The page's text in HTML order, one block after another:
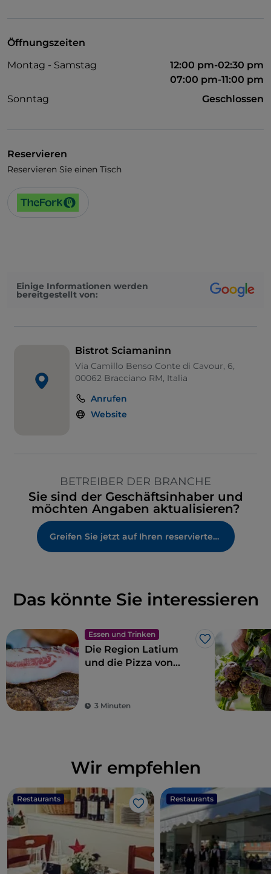
Öffnungszeiten
Montag - Samstag
12:00 pm-02:30 pm
07:00 pm-11:00 pm
Sonntag
Geschlossen
Reservieren
Reservieren Sie einen Tisch
Einige Informationen werden
bereitgestellt von:
Bistrot Sciamaninn
Via Camillo Benso Conte di Cavour, 6,
00062 Bracciano RM, Italia
Anrufen
Website
BETREIBER DER BRANCHE
Sie sind der Geschäftsinhaber und
möchten Angaben aktualisieren?
Greifen Sie jetzt auf Ihren reservierten Bereich zu
Das könnte Sie interessieren
Essen und Trinken
Like
Die Region Latium
und die Pizza von
3 Minuten
Wir empfehlen
Restaurants
Like
Restaurants